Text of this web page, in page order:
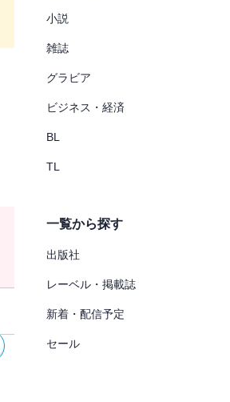
小説
雑誌
グラビア
ビジネス・経済
BL
TL
一覧から探す
出版社
レーベル・掲載誌
新着・配信予定
セール